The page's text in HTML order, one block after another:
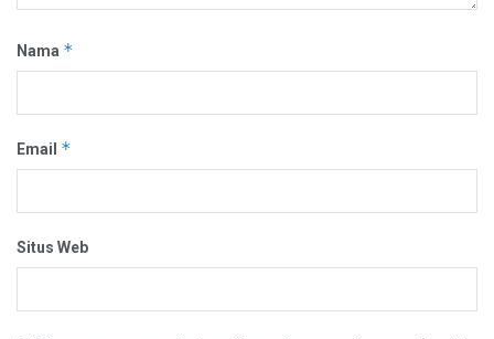
Nama *
Email *
Situs Web